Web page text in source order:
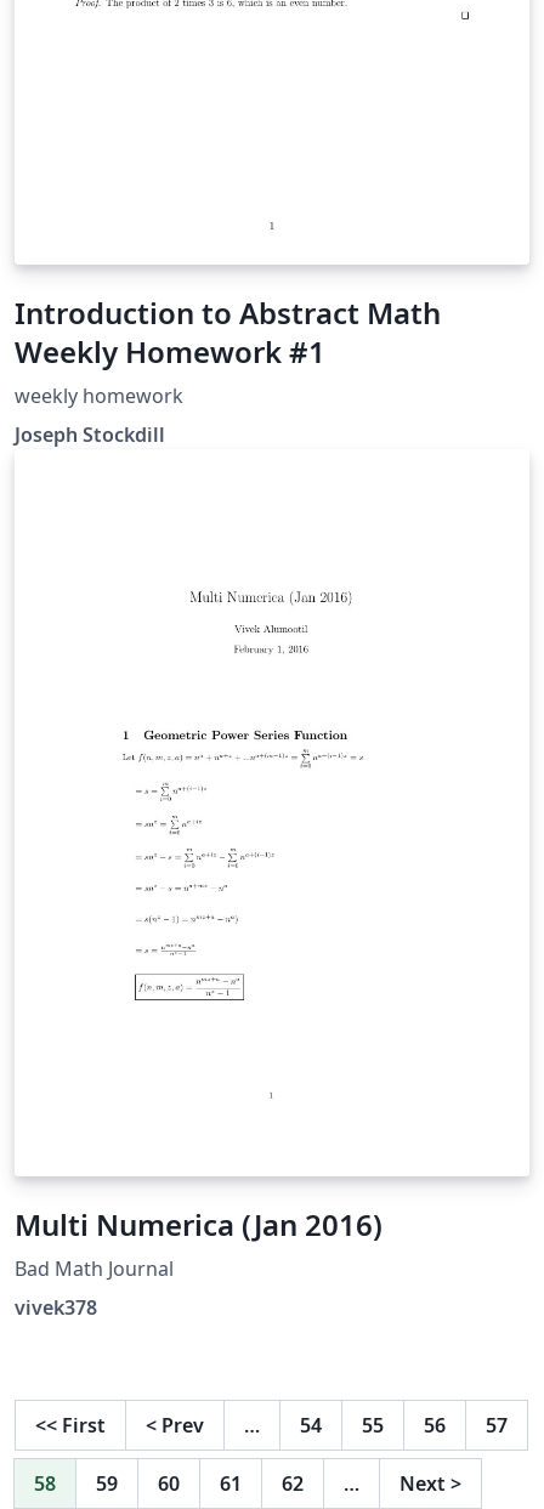
Introduction to Abstract Math
Weekly Homework #1
weekly homework
Joseph Stockdill
Multi Numerica (Jan 2016)
Bad Math Journal
vivek378
<< First < Prev … 54 55 56 57
58 59 60 61 62 … Next >